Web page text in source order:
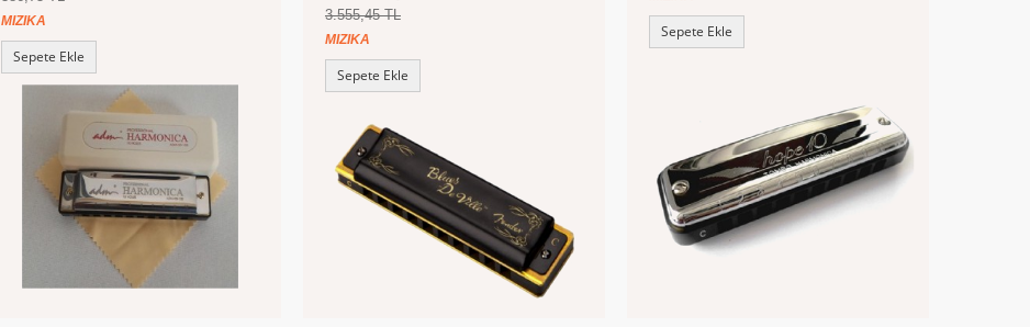
MIZIKA
Sepete Ekle
3.555,45 TL
MIZIKA
Sepete Ekle
Sepete Ekle